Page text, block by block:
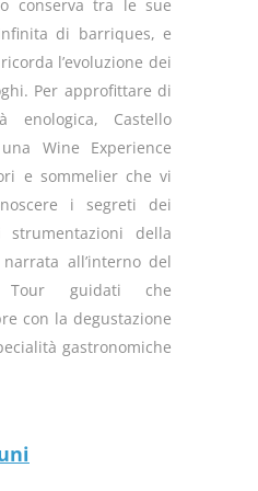
conserva tra le sue
di barriques, e
l’evoluzione dei
Per approfittare di
enologica, Castello
Wine Experience
e sommelier che vi
i segreti dei
della
all’interno del
Tour guidati che
con la degustazione
gastronomiche